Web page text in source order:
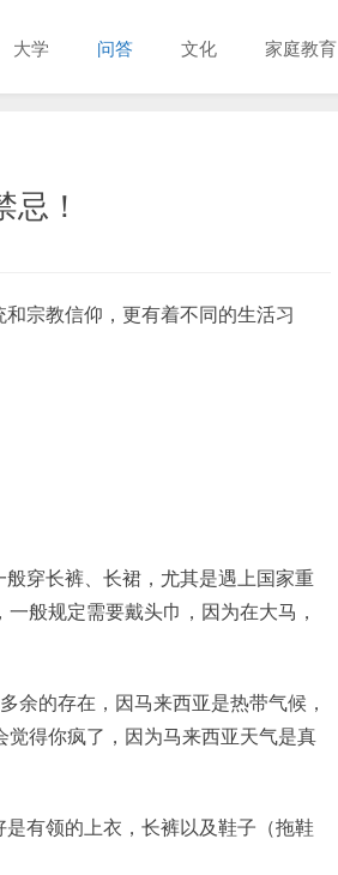
大学 问答 文化 家庭教育
！
宗教信仰，更有着不同的生活习
穿长裤、长裙，尤其是遇上国家重
般规定需要戴头巾，因为在大马，
余的存在，因马来西亚是热带气候，
得你疯了，因为马来西亚天气是真
有领的上衣，长裤以及鞋子（拖鞋